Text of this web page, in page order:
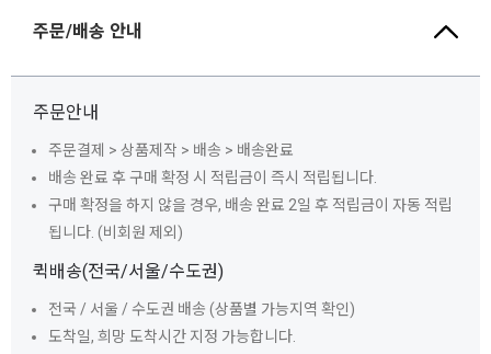
주문/배송 안내
주문안내
주문결제 > 상품제작 > 배송 > 배송완료
배송 완료 후 구매 확정 시 적립금이 즉시 적립됩니다.
구매 확정을 하지 않을 경우, 배송 완료 2일 후 적립금이 자동 적립
됩니다. (비회원 제외)
퀵배송(전국/서울/수도권)
전국 / 서울 / 수도권 배송 (상품별 가능지역 확인)
도착일, 희망 도착시간 지정 가능합니다.